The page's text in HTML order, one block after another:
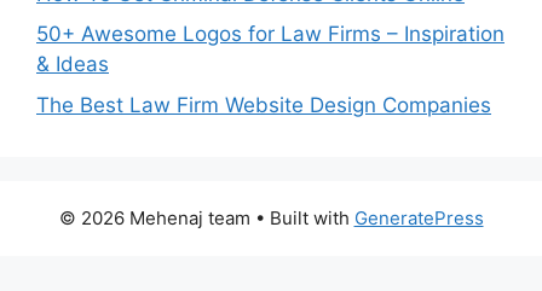
50+ Awesome Logos for Law Firms – Inspiration
& Ideas
The Best Law Firm Website Design Companies
© 2026 Mehenaj team • Built with GeneratePress